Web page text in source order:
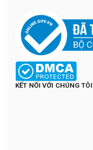
KẾT NỐI VỚI CHÚNG TÔI